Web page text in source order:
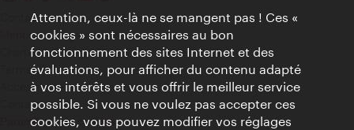
Contact
Mentions obligatoires
Charte sur le respect de la vie privée
Terms of Use
Accessibilité
Contact presse
Paramètres de cookies
Attention, ceux-là ne se mangent pas ! Ces «
cookies » sont nécessaires au bon
fonctionnement des sites Internet et des
évaluations, pour afficher du contenu adapté
à vos intérêts et vous offrir le meilleur service
possible. Si vous ne voulez pas accepter ces
cookies, vous pouvez modifier vos réglages